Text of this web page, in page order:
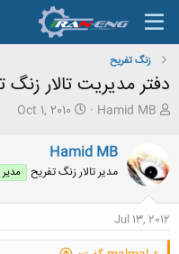
زنگ تفريح
دفتر مدیریت تالار زنگ
ش
ع
ک
ن
د
Hamid MB
ت
ی
خ
ر
Oct 1, 2010
Hamid MB
مدیر تالار زنگ تفریح مدیر
Jul 13, 2012